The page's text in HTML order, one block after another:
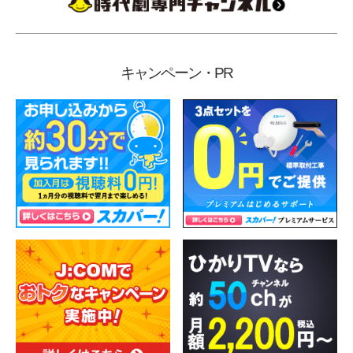
キャンペーン・PR